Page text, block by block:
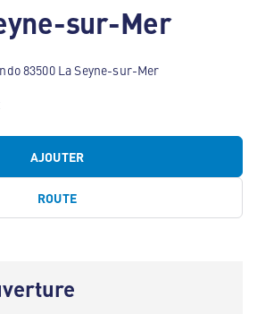
sur-Mer
83500 La Seyne-sur-Mer
AJOUTER
ROUTE